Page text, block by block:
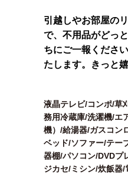
引越しやお部屋の
で、不用品がどっ
ちにご一報くださ
たします。きっと
液晶テレビ/コンポ/草
務用冷蔵庫/洗濯機/エ
機）/給湯器/ガスコン
ベッド/ソファー/テー
器棚/パソコン/DVDプ
ジカセ/ミシン/炊飯器